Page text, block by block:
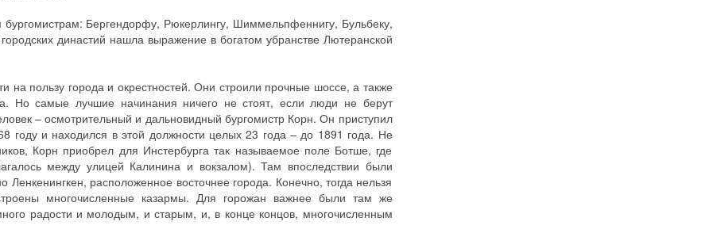
Бергендорфу, Рюкерлингу, Шиммельпфеннигу, Бульбеку,
династий нашла выражение в богатом убранстве Лютеранской
на пользу города и окрестностей. Они строили прочные шоссе, а также
Но самые лучшие начинания ничего не стоят, если люди не берут
– осмотрительный и дальновидный бургомистр Корн. Он приступил
году и находился в этой должности целых 23 года – до 1891 года. Не
Корн приобрел для Инстербурга так называемое поле Ботше, где
между улицей Калинина и вокзалом). Там впоследствии были
расположенное восточнее города. Конечно, тогда нельзя
многочисленные казармы. Для горожан важнее были там же
радости и молодым, и старым, и, в конце концов, многочисленным